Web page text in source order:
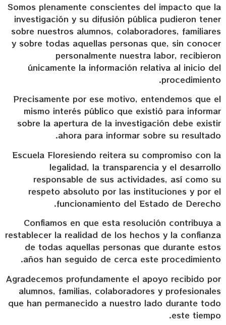
Somos plenamente conscientes del impacto que la
investigación y su difusión pública pudieron tener
sobre nuestros alumnos, colaboradores, familiares
y sobre todas aquellas personas que, sin conocer
personalmente nuestra labor, recibieron
únicamente la información relativa al inicio del
procedimiento.
Precisamente por ese motivo, entendemos que el
mismo interés público que existió para informar
sobre la apertura de la investigación debe existir
ahora para informar sobre su resultado.
Escuela Floresiendo reitera su compromiso con la
legalidad, la transparencia y el desarrollo
responsable de sus actividades, así como su
respeto absoluto por las instituciones y por el
funcionamiento del Estado de Derecho.
Confiamos en que esta resolución contribuya a
restablecer la realidad de los hechos y la confianza
de todas aquellas personas que durante estos
años han seguido de cerca este procedimiento.
Agradecemos profundamente el apoyo recibido por
alumnos, familias, colaboradores y profesionales
que han permanecido a nuestro lado durante todo
este tiempo.